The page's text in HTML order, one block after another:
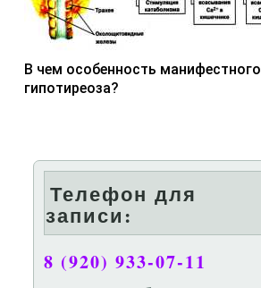
В чем особенность манифестного
гипотиреоза?
Телефон для
записи:
8 (920) 933-07-11